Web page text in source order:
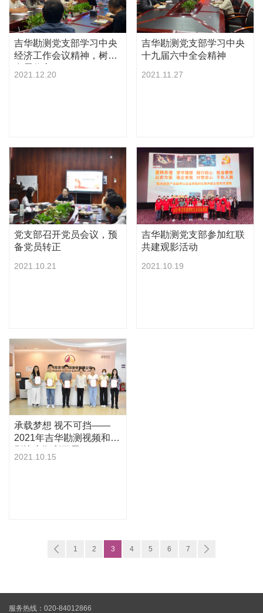
吉华勘测党支部学习中央
经济工作会议精神，树立
2021.12.20
吉华勘测党支部学习中央
十九届六中全会精神
2021.11.27
党支部召开党员会议，预
备党员转正
2021.10.21
吉华勘测党支部参加红联
共建观影活动
2021.10.19
承载梦想 视不可挡——
2021年吉华勘测视频和摄
2021.10.15
1 2 3 4 5 6 7
服务热线：020-84012866